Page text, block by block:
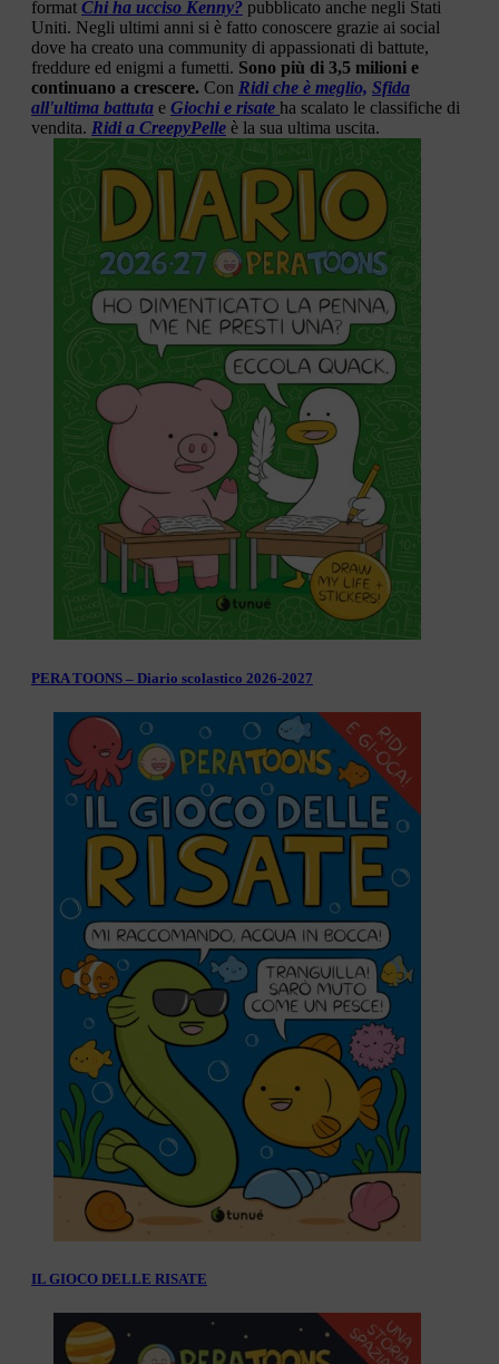
format Chi ha ucciso Kenny? pubblicato anche negli Stati
Uniti. Negli ultimi anni si è fatto conoscere grazie ai social
dove ha creato una community di appassionati di battute,
freddure ed enigmi a fumetti. Sono più di 3,5 milioni e
continuano a crescere. Con Ridi che è meglio, Sfida
all'ultima battuta e Giochi e risate ha scalato le classifiche di
vendita. Ridi a CreepyPelle è la sua ultima uscita.
PERA TOONS – Diario scolastico 2026-2027
IL GIOCO DELLE RISATE